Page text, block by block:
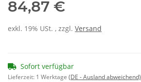
84,87 €
exkl. 19% USt. , zzgl. Versand
Sofort verfügbar
Lieferzeit: 1 Werktage (DE - Ausland abweichend)